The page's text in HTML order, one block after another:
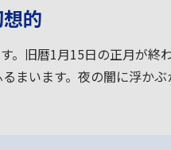
的
。旧暦1月15日の正月が終
まいます。夜の闇に浮かぶ